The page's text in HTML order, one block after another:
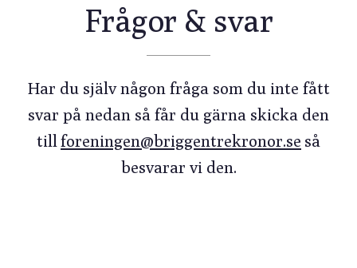
Frågor & svar
Har du själv någon fråga som du inte fått
svar på nedan så får du gärna skicka den
tillforeningen@briggentrekronor.se så
besvarar vi den.